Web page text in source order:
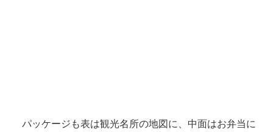
パッケージも表は観光名所の地図に、中面はお弁当に